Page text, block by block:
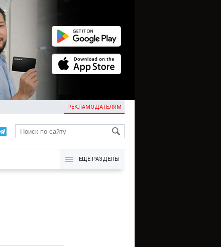
РЕКЛАМОДАТЕЛЯМ
KG
ЕЩЁ РАЗДЕЛЫ